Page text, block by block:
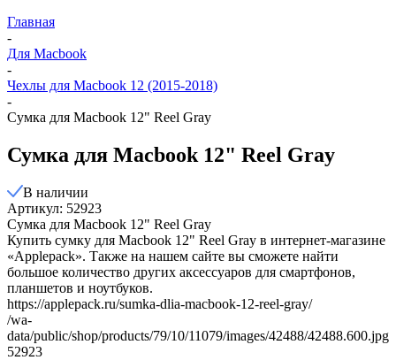
Главная
-
Для Macbook
-
Чехлы для Macbook 12 (2015-2018)
-
Сумка для Macbook 12" Reel Gray
Сумка для Macbook 12" Reel Gray
В наличии
Артикул: 52923
Сумка для Macbook 12" Reel Gray
Купить сумку для Macbook 12" Reel Gray в интернет-магазине
«Applepack». Также на нашем сайте вы сможете найти
большое количество других аксессуаров для смартфонов,
планшетов и ноутбуков.
https://applepack.ru/sumka-dlia-macbook-12-reel-gray/
/wa-
data/public/shop/products/79/10/11079/images/42488/42488.600.jpg
52923